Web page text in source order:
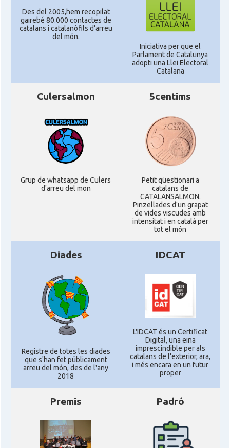
Des del 2005,hem recopilat
gairebé 80.000 contactes de
catalans i catalanòfils d'arreu
del món.
Iniciativa per que el
Parlament de Catalunya
adopti una Llei Electoral
Catalana
Culersalmon
Grup de whatsapp de Culers
d'arreu del mon
5centims
Petit qüestionari a
catalans de
CATALANSALMON.
Pinzellades d'un grapat
de vides viscudes amb
intensitat i en català per
tot el món
Diades
Registre de totes les diades
que s'han fet públicament
arreu del món, des de l'any
2018
IDCAT
L'IDCAT és un Certificat
Digital, una eina
imprescindible per als
catalans de l'exterior, ara,
i més encara en un futur
proper
Premis Padró